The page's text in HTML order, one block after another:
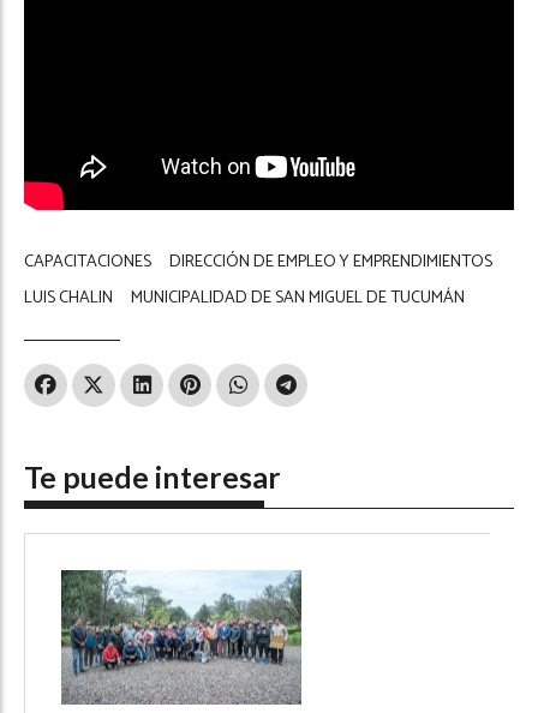
CAPACITACIONES
DIRECCIÓN DE EMPLEO Y EMPRENDIMIENTOS
LUIS CHALIN
MUNICIPALIDAD DE SAN MIGUEL DE TUCUMÁN
Te puede interesar